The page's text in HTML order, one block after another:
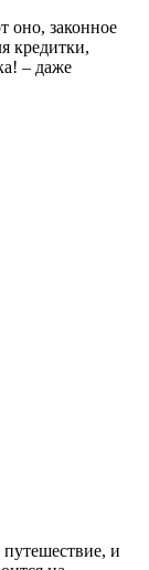
оно, законное
кредитки,
– даже
и